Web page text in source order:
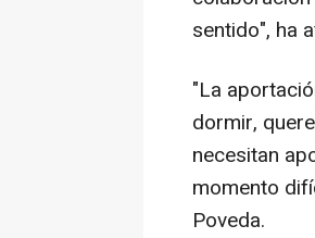
sentido", ha
"La
dormir,
necesitan
momento
Poveda.